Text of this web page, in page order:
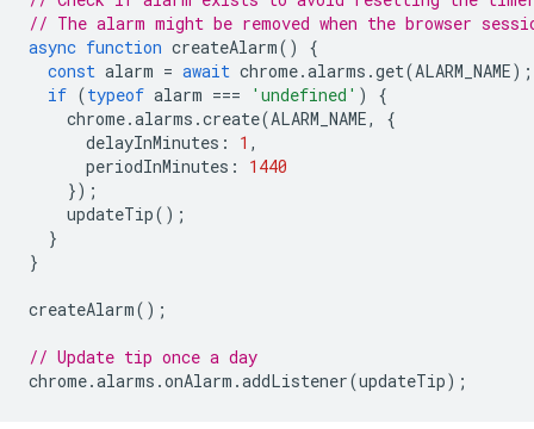
// The alarm might be removed when the browser
async function createAlarm()
{
const alarm = await chrome.alarms .get(ALARM_NAME);
if (typeof alarm === 'undefined' )
{
chrome.alarms .create(ALARM_NAME,
{
delayInMinutes : 1 ,
periodInMinutes :
1440
});
updateTip();
}
}
createAlarm();
// Update tip once a day
chrome.alarms .onAlarm .addListener(updateTip);